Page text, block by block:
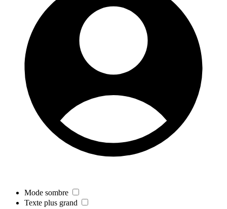
Mode sombre
Texte plus grand